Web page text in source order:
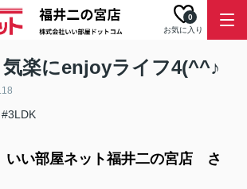
お気に入り
0
楽にenjoyライフ4(^^♪
#3LDK
い部屋ネット福井二の宮店 さ